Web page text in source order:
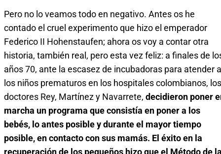
Pero no lo veamos todo en negativo. Antes os he
contado el cruel experimento que hizo el emperador
Federico II Hohenstaufen; ahora os voy a contar otra
historia, también real, pero esta vez feliz: a finales de
años 70, ante la escasez de incubadoras para atender a
los niños prematuros en los hospitales colombianos, los
doctores Rey, Martínez y Navarrete, decidieron poner
marcha un programa que consistía en poner a los
bebés, lo antes posible y durante el mayor tiempo
posible, en contacto con sus mamás. El éxito en la
recuperación de los pequeños hizo que el Método de